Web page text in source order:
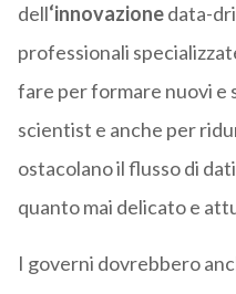
dell‘innovazionedata-
professionali
fare per formare nuovi e
scientist e anche per
ostacolano il flusso di
quanto mai delicato e
I governi dovrebbero